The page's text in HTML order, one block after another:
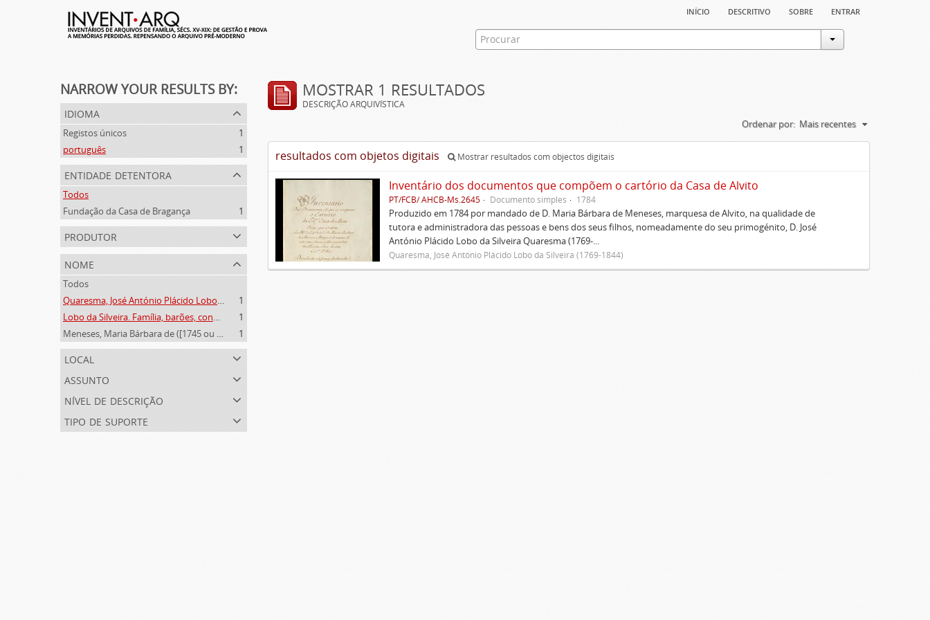
início descritivo sobre entrar
NARROW YOUR RESULTS BY:
idioma
Registos únicos
1
português
1
entidade detentora
Todos
Fundação da Casa de Bragança
1
produtor
nome
Todos
Quaresma, José António Plácido Lobo da Silveira (1769-1844)
1
Lobo da Silveira. Família, barões, condes e marqueses de Alvito (1475-1910)
1
Meneses, Maria Bárbara de ([1745 ou 1751]-[post. 1784])
1
local
assunto
nível de descrição
tipo de suporte
MOSTRAR 1 RESULTADOS
DESCRIÇÃO ARQUIVÍSTICA
Ordenar por: Mais recentes
resultados com objetos digitais Mostrar resultados com objectos digitais
Inventário dos documentos que compõem o cartório da Casa de Alvito
PT/FCB/ AHCB-Ms.2645 Documento simples 1784
Produzido em 1784 por mandado de D. Maria Bárbara de Meneses, marquesa de Alvito, na qualidade de
tutora e administradora das pessoas e bens dos seus filhos, nomeadamente do seu primogénito, D. José
António Plácido Lobo da Silveira Quaresma (1769-...
Quaresma, José António Plácido Lobo da Silveira (1769-1844)